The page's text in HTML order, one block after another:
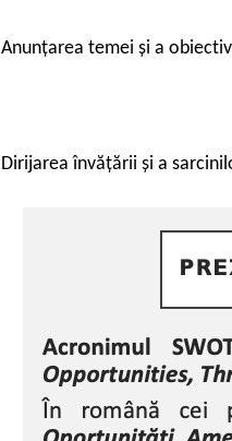
Anunțarea temei și a
Dirijarea învățării și a